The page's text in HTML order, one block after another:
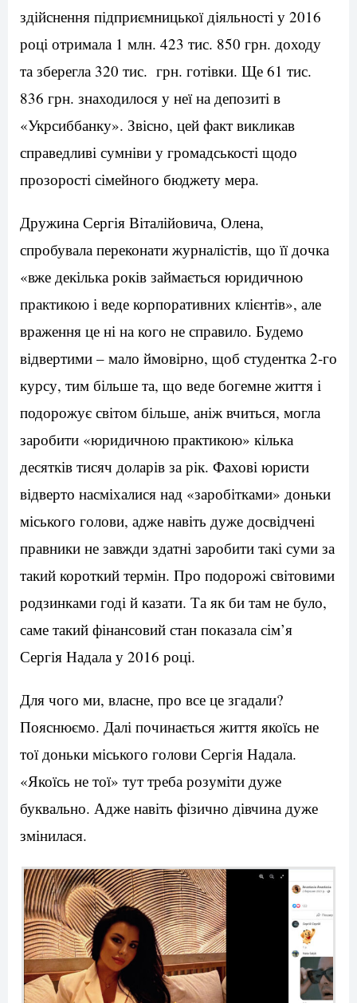
здійснення підприємницької діяльності у 2016
році отримала 1 млн. 423 тис. 850 грн. доходу
та зберегла 320 тис. грн. готівки. Ще 61 тис.
836 грн. знаходилося у неї на депозиті в
«Укрсиббанку». Звісно, цей факт викликав
справедливі сумніви у громадськості щодо
прозорості сімейного бюджету мера.
Дружина Сергія Віталійовича, Олена,
спробувала переконати журналістів, що її дочка
«вже декілька років займається юридичною
практикою і веде корпоративних клієнтів», але
враження це ні на кого не справило. Будемо
відвертими – мало ймовірно, щоб студентка 2-го
курсу, тим більше та, що веде богемне життя і
подорожує світом більше, аніж вчиться, могла
заробити «юридичною практикою» кілька
десятків тисяч доларів за рік. Фахові юристи
відверто насміхалися над «заробітками» доньки
міського голови, адже навіть дуже досвідчені
правники не завжди здатні заробити такі суми за
такий короткий термін. Про подорожі світовими
родзинками годі й казати. Та як би там не було,
саме такий фінансовий стан показала сім’я
Сергія Надала у 2016 році.
Для чого ми, власне, про все це згадали?
Пояснюємо. Далі починається життя якоїсь не
тої доньки міського голови Сергія Надала.
«Якоїсь не тої» тут треба розуміти дуже
буквально. Адже навіть фізично дівчина дуже
змінилася.